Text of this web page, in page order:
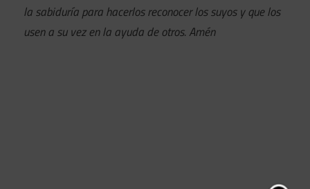
la sabiduría para hacerlos reconocer los suyos y que los
usen a su vez en la ayuda de otros. Amén